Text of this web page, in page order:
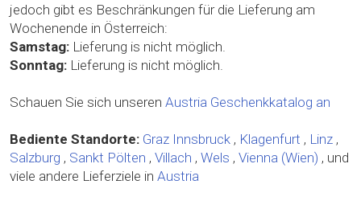
jedoch gibt es Beschränkungen für die Lieferung am
Wochenende in Österreich:
Samstag: Lieferung is nicht möglich.
Sonntag: Lieferung is nicht möglich.
Schauen Sie sich unseren Austria Geschenkkatalog an
Bediente Standorte: Graz Innsbruck , Klagenfurt , Linz ,
Salzburg , Sankt Pölten , Villach , Wels , Vienna (Wien) , und
viele andere Lieferziele in Austria